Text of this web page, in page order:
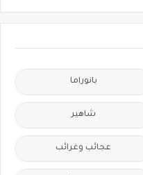
بانوراما
شاهير
عجائب وغرائب